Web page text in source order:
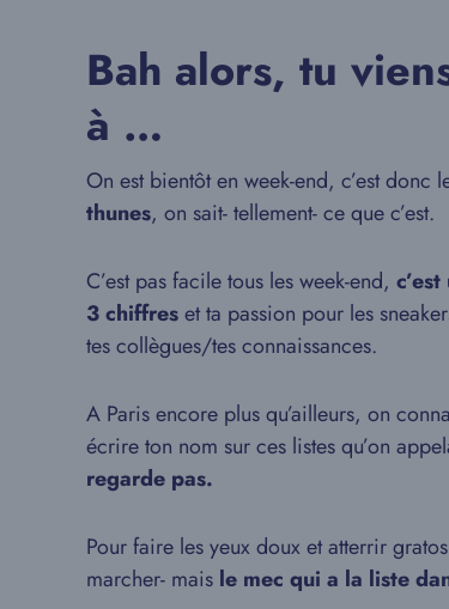
Bah alors, tu
à …
On est bientôt en week-end, c’est
thunes, on sait- tellement- ce que c’est.
C’est pas facile tous les week-end,
3 chiffreset ta passion pour les
tes collègues/tes connaissances.
A Paris encore plus qu’ailleurs, on
écrire ton nom sur ces listes qu’on
regarde pas.
Pour faire les yeux doux et atterrir
marcher- mais le mec qui a la liste